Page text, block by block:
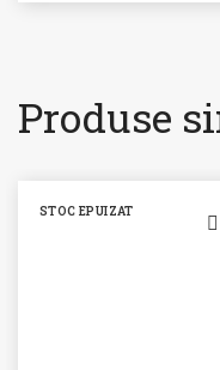
Produse
STOC EPUIZAT